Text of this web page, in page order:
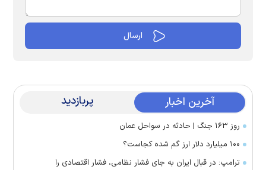
آخرین اخبار پربازدید
روز ۱۶۳ جنگ | حادثه در سواحل عمان
۱۰۰ میلیارد دلار ارز گم شده کجاست؟
ترامپ: در قبال ایران به جای فشار نظامی، فشار اقتصادی را